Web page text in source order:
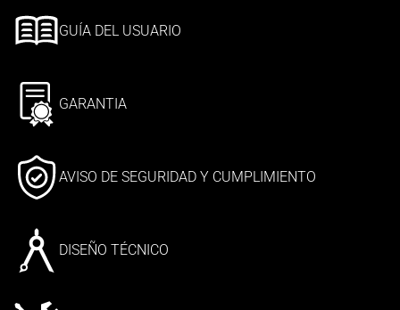
GUÍA DEL USUARIO
GARANTIA
AVISO DE SEGURIDAD Y CUMPLIMIENTO
DISEÑO TÉCNICO